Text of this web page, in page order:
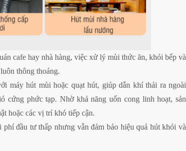
cafe hay nhà hàng, việc xử lý mùi thức ăn, khói bếp và
thông thoáng.
máy hút mùi hoặc quạt hút, giúp dẫn khí thải ra ngoài
cứng phức tạp. Nhờ khả năng uốn cong linh hoạt, sản
hoặc các vị trí khó tiếp cận.
đầu tư thấp nhưng vẫn đảm bảo hiệu quả hút khói và